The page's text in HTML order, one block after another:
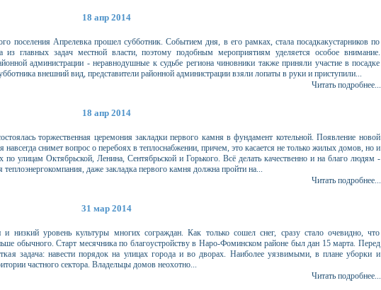
18 апр 2014
поселения Апрелевка прошел субботник. Событием дня, в его рамках, стала посадкакустарников по
из главных задач местной власти, поэтому подобным мероприятиям уделяется особое внимание.
администрации - неравнодушные к судьбе региона чиновники также приняли участие в посадке
внешний вид, представители районной администрации взяли лопаты в руки и приступили...
Читать подробнее...
18 апр 2014
торжественная церемония закладки первого камня в фундамент котельной. Появление новой
навсегда снимет вопрос о перебоях в теплоснабжении, причем, это касается не только жилых домов, но и
улицам Октябрьской, Ленина, Сентябрьской и Горького. Всё делать качественно и на благо людям -
даже закладка первого камня должна пройти на...
Читать подробнее...
31 мар 2014
и низкий уровень культуры многих сограждан. Как только сошел снег, сразу стало очевидно, что
обычного. Старт месячника по благоустройству в Наро-Фоминском районе был дан 15 марта. Перед
задача: навести порядок на улицах города и во дворах. Наиболее уязвимыми, в плане уборки и
частного сектора. Владельцы домов неохотно...
Читать подробнее...